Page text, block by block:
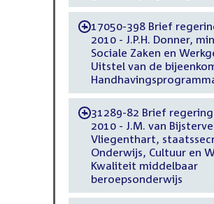
-17050-398 Brief
2010 - J.P.H. Donner,
Sociale Zaken en
Uitstel van de
-31289-82 Brief
2010 - J.M. van
Vliegenthart,
Onderwijs, Cultuur en
Kwaliteit middelbaar
beroepsonderwijs